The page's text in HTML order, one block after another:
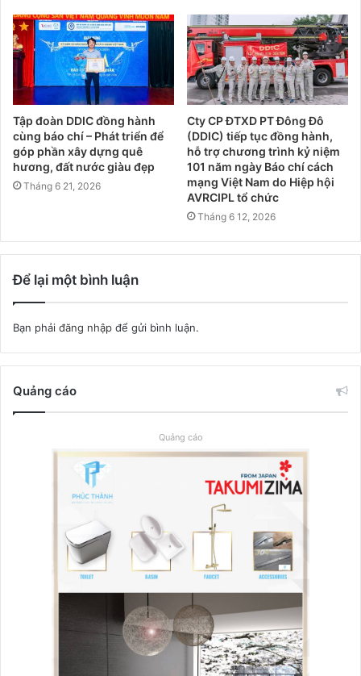
Tập đoàn DDIC đồng hành
cùng báo chí – Phát triển để
góp phần xây dựng quê
hương, đất nước giàu đẹp
Tháng 6 21, 2026
Cty CP ĐTXD PT Đông Đô
(DDIC) tiếp tục đồng hành,
hỗ trợ chương trình kỷ niệm
101 năm ngày Báo chí cách
mạng Việt Nam do Hiệp hội
AVRCIPL tổ chức
Tháng 6 12, 2026
Để lại một bình luận
Bạn phải đăng nhập để gửi bình luận.
Quảng cáo
Quảng cáo